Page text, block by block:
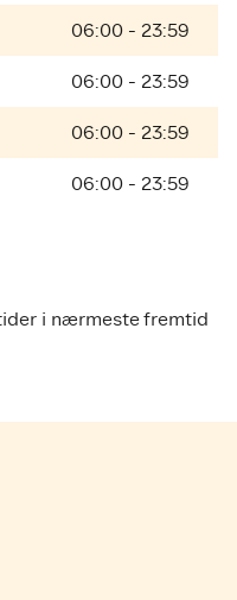
06:00 - 23:59
06:00 - 23:59
06:00 - 23:59
06:00 - 23:59
i nærmeste fremtid